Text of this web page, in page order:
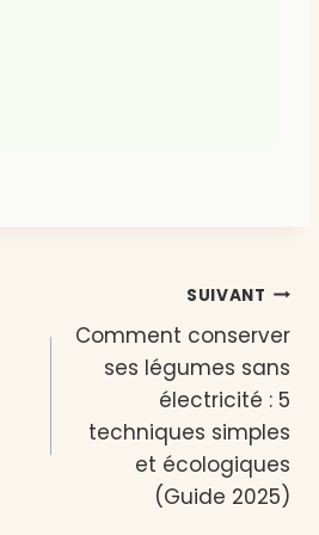
SUIVANT
Comment conserver
ses légumes sans
électricité : 5
techniques simples
et écologiques
(Guide 2025)